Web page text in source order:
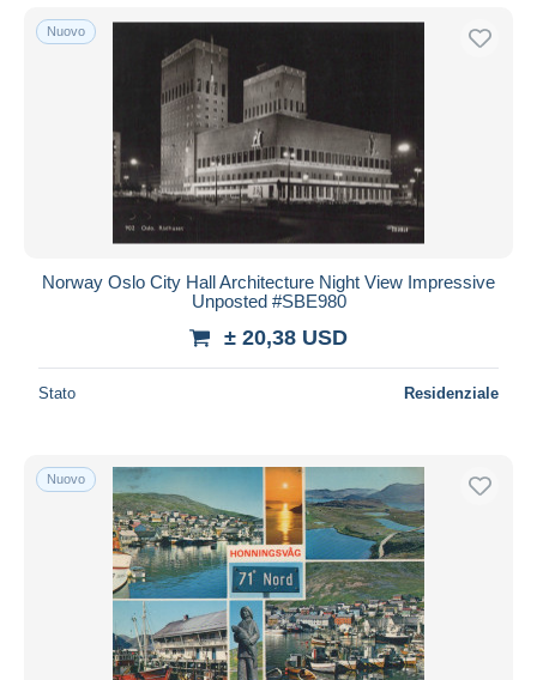
Nuovo
Norway Oslo City Hall Architecture Night View Impressive
Unposted #SBE980
± 20,38 USD
Stato Residenziale
Nuovo